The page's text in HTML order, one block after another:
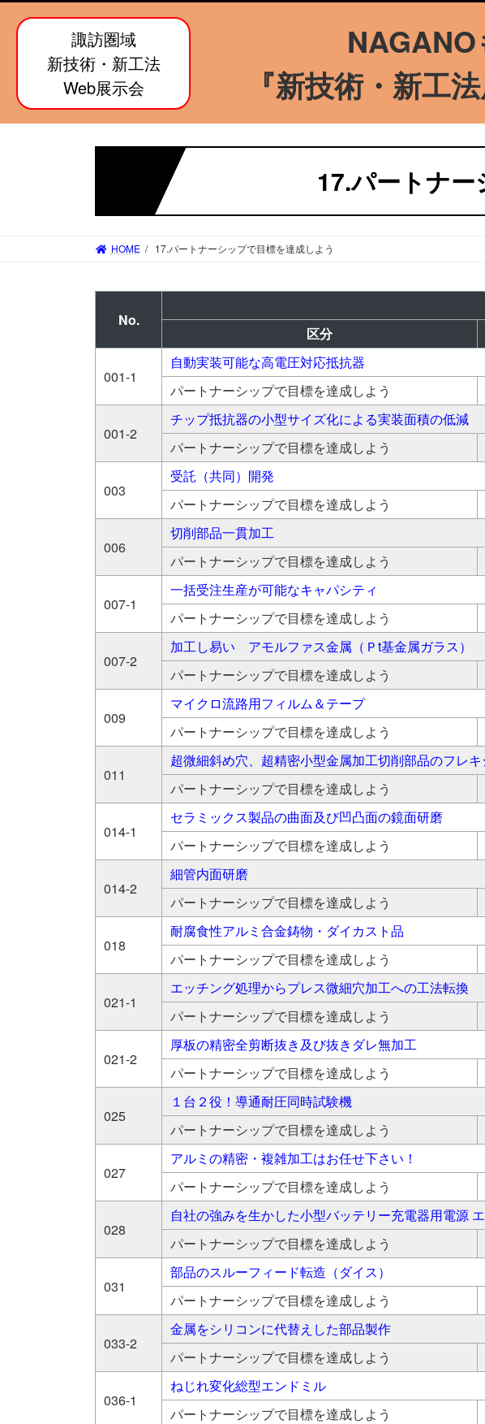
ス
ン
諏訪圏域
新技術・新工法
Web展示会
『新技術・新工
17.パートナー
HOME 17.パートナーシップで目標を達成しよう
No.
区分
001-1
自動実装可能な高電圧対応抵抗器
パートナーシップで目標を達成しよう
001-2
チップ抵抗器の小型サイズ化による実装面積の低減
パートナーシップで目標を達成しよう
003
受託（共同）開発
パートナーシップで目標を達成しよう
006
切削部品一貫加工
パートナーシップで目標を達成しよう
007-1
一括受注生産が可能なキャパシティ
パートナーシップで目標を達成しよう
007-2
加工し易い アモルファス金属（Ｐt基金属ガラス）
パートナーシップで目標を達成しよう
009
マイクロ流路用フィルム＆テープ
パートナーシップで目標を達成しよう
011
超微細斜め穴、超精密小型金属加工切削部品のフレ
パートナーシップで目標を達成しよう
014-1
セラミックス製品の曲面及び凹凸面の鏡面研磨
パートナーシップで目標を達成しよう
014-2
細管内面研磨
パートナーシップで目標を達成しよう
018
耐腐食性アルミ合金鋳物・ダイカスト品
パートナーシップで目標を達成しよう
021-1
エッチング処理からプレス微細穴加工への工法転換
パートナーシップで目標を達成しよう
021-2
厚板の精密全剪断抜き及び抜きダレ無加工
パートナーシップで目標を達成しよう
025
１台２役！導通耐圧同時試験機
パートナーシップで目標を達成しよう
027
アルミの精密・複雑加工はお任せ下さい！
パートナーシップで目標を達成しよう
028
自社の強みを生かした小型バッテリー充電器用電源
パートナーシップで目標を達成しよう
031
部品のスルーフィード転造（ダイス）
パートナーシップで目標を達成しよう
033-2
金属をシリコンに代替えした部品製作
パートナーシップで目標を達成しよう
036-1
ねじれ変化総型エンドミル
パートナーシップで目標を達成しよう